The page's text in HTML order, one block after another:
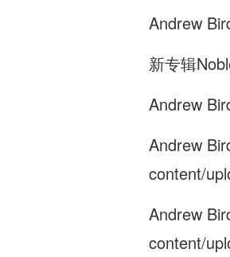
Andrew
新专辑
Andrew
Andrew
content/
Andrew
content/